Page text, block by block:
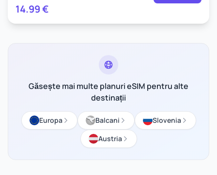
14.99€
Găsește mai multe planuri eSIM pentru alte
destinații
Europa Balcani
Slovenia
Austria